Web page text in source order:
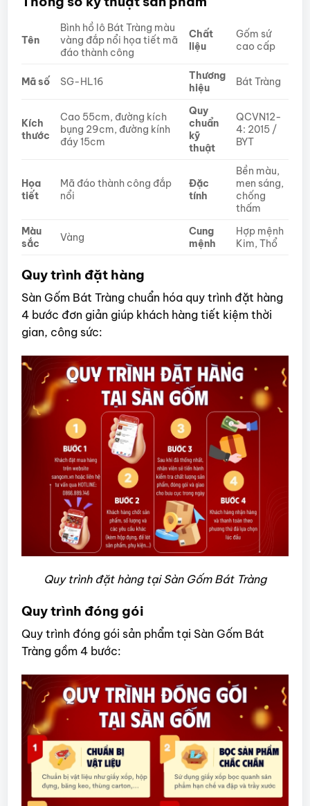
Tên
Bình hồ lô Bát Tràng màu
vàng đắp nổi họa tiết mã
đáo thành công
Chất
liệu
Gốm sứ
cao cấp
Mã số SG-HL16
Thương
hiệu
Bát Tràng
Kích
thước
Cao 55cm, đường kích
bụng 29cm, đường kính
đáy 15cm
Quy
chuẩn
kỹ
thuật
QCVN12-
4: 2015 /
BYT
Họa
tiết
Mã đáo thành công đắp
nổi
Đặc
tính
Bền màu,
men sáng,
chống
thấm
Màu
sắc
Vàng
Cung
mệnh
Hợp mệnh
Kim, Thổ
Quy trình đặt hàng
Sàn Gốm Bát Tràng chuẩn hóa quy trình đặt hàng
4 bước đơn giản giúp khách hàng tiết kiệm thời
gian, công sức:
Quy trình đặt hàng tại Sàn Gốm Bát Tràng
Quy trình đóng gói
Quy trình đóng gói sản phẩm tại Sàn Gốm Bát
Tràng gồm 4 bước: